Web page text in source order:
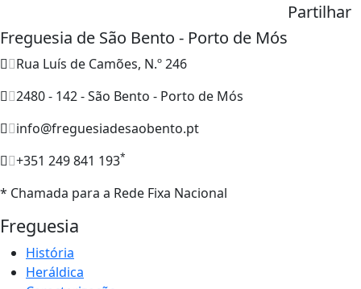
Partilhar
Freguesia de São Bento - Porto de Mós
Rua Luís de Camões, N.º 246
2480 - 142 - São Bento - Porto de Mós
info@freguesiadesaobento.pt
+351 249 841 193*
* Chamada para a Rede Fixa Nacional
Freguesia
História
Heráldica